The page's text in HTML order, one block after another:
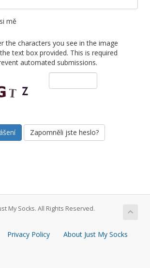
mě
the characters you see in the image
text box provided. This is required
automated submissions.
Zapomněli jste heslo?
My Socks. All Rights Reserved.
Privacy Policy About Just My Socks